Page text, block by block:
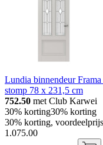
Lundia binnendeur
stomp 78 x 231,5 cm
752.50 met Club Karwei
30% korting30% korting
30% korting,
1 .075.00